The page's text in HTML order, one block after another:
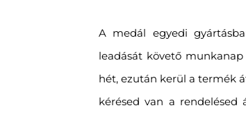
A medál egyedi
leadását követő
hét, ezután kerül a termék
kérésed van a